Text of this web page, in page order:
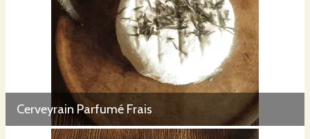
Cerveyrain Parfumé Frais